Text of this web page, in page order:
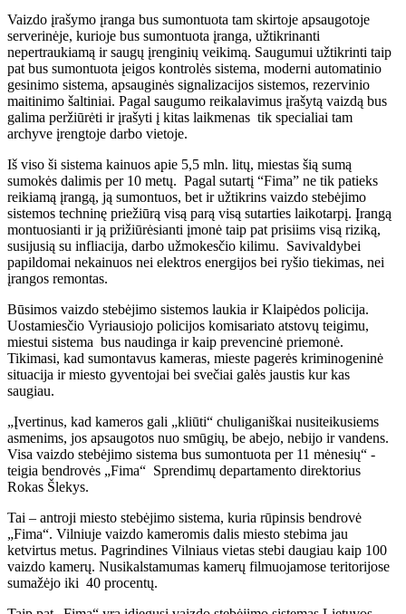
Vaizdo įrašymo įranga bus sumontuota tam skirtoje apsaugotoje
serverinėje, kurioje bus sumontuota įranga, užtikrinanti
nepertraukiamą ir saugų įrenginių veikimą. Saugumui užtikrinti taip
pat bus sumontuota įeigos kontrolės sistema, moderni automatinio
gesinimo sistema, apsauginės signalizacijos sistemos, rezervinio
maitinimo šaltiniai. Pagal saugumo reikalavimus įrašytą vaizdą bus
galima peržiūrėti ir įrašyti į kitas laikmenas tik specialiai tam
archyve įrengtoje darbo vietoje.
Iš viso ši sistema kainuos apie 5,5 mln. litų, miestas šią sumą
sumokės dalimis per 10 metų. Pagal sutartį “Fima” ne tik patieks
reikiamą įrangą, ją sumontuos, bet ir užtikrins vaizdo stebėjimo
sistemos techninę priežiūrą visą parą visą sutarties laikotarpį. Įrangą
montuosianti ir ją prižiūrėsianti įmonė taip pat prisiims visą riziką,
susijusią su infliacija, darbo užmokesčio kilimu. Savivaldybei
papildomai nekainuos nei elektros energijos bei ryšio tiekimas, nei
įrangos remontas.
Būsimos vaizdo stebėjimo sistemos laukia ir Klaipėdos policija.
Uostamiesčio Vyriausiojo policijos komisariato atstovų teigimu,
miestui sistema bus naudinga ir kaip prevencinė priemonė.
Tikimasi, kad sumontavus kameras, mieste pagerės kriminogeninė
situacija ir miesto gyventojai bei svečiai galės jaustis kur kas
saugiau.
„Įvertinus, kad kameros gali „kliūti“ chuliganiškai nusiteikusiems
asmenims, jos apsaugotos nuo smūgių, be abejo, nebijo ir vandens.
Visa vaizdo stebėjimo sistema bus sumontuota per 11 mėnesių“ -
teigia bendrovės „Fima“ Sprendimų departamento direktorius
Rokas Šlekys.
Tai – antroji miesto stebėjimo sistema, kuria rūpinsis bendrovė
„Fima“. Vilniuje vaizdo kameromis dalis miesto stebima jau
ketvirtus metus. Pagrindines Vilniaus vietas stebi daugiau kaip 100
vaizdo kamerų. Nusikalstamumas kamerų filmuojamose teritorijose
sumažėjo iki 40 procentų.